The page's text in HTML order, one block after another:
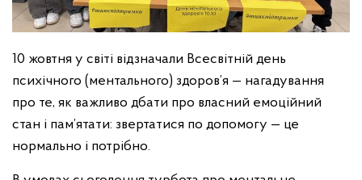
10 жовтня у світі відзначали Всесвітній день
психічного (ментального) здоров’я — нагадування
про те, як важливо дбати про власний емоційний
стан і пам’ятати: звертатися по допомогу — це
нормально і потрібно.